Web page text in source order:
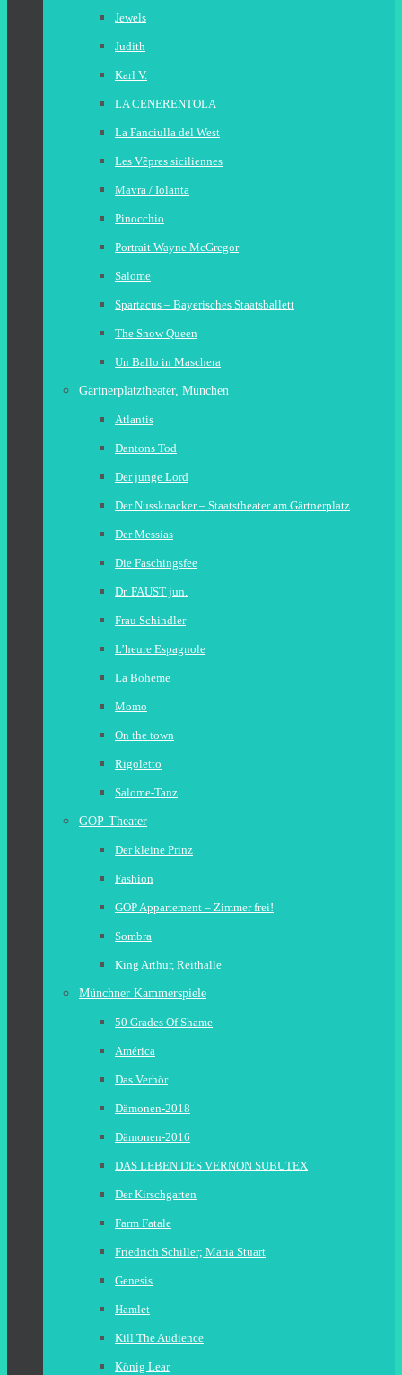
Jewels
Judith
Karl V.
LA CENERENTOLA
La Fanciulla del West
Les Vêpres siciliennes
Mavra / Iolanta
Pinocchio
Portrait Wayne McGregor
Salome
Spartacus – Bayerisches Staatsballett
The Snow Queen
Un Ballo in Maschera
Gärtnerplatztheater, München
Atlantis
Dantons Tod
Der junge Lord
Der Nussknacker – Staatstheater am Gärtnerplatz
Der Messias
Die Faschingsfee
Dr. FAUST jun.
Frau Schindler
L’heure Espagnole
La Boheme
Momo
On the town
Rigoletto
Salome-Tanz
GOP-Theater
Der kleine Prinz
Fashion
GOP Appartement – Zimmer frei!
Sombra
King Arthur, Reithalle
Münchner Kammerspiele
50 Grades Of Shame
América
Das Verhör
Dämonen-2018
Dämonen-2016
DAS LEBEN DES VERNON SUBUTEX
Der Kirschgarten
Farm Fatale
Friedrich Schiller; Maria Stuart
Genesis
Hamlet
Kill The Audience
König Lear